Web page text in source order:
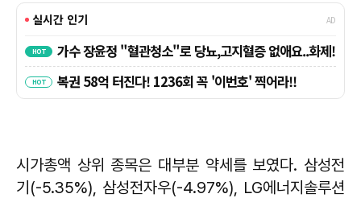
시가총액 상위 종목은 대부분 약세를 보였다. 삼성전
기(-5.35%), 삼성전자우(-4.97%), LG에너지솔루션